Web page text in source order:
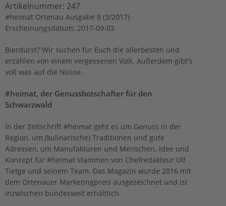
Artikelnummer: 247
#heimat Ortenau Ausgabe 8 (3/2017)
Erscheinungsdatum: 2017-09-03
Bierdurst? Wir suchen für Euch die allerbesten und
erzählen von einem vergessenen Volk. Außerdem gibt's
voll was auf die Nüsse.
#heimat, der Genussbotschafter für den
Schwarzwald
In der Zeitschrift #heimat geht es um Genuss in der
Region, um (kulinarische) Traditionen und gute
Adressen, um Manufakturen und Menschen. Idee und
Konzept für #heimat stammen von Chefredakteur Ulf
Tietge und seinem Team. Das Magazin wurde 2016 mit
dem Ortenauer Marketingpreis ausgezeichnet und ist
inzwischen bundesweit erhältlich.